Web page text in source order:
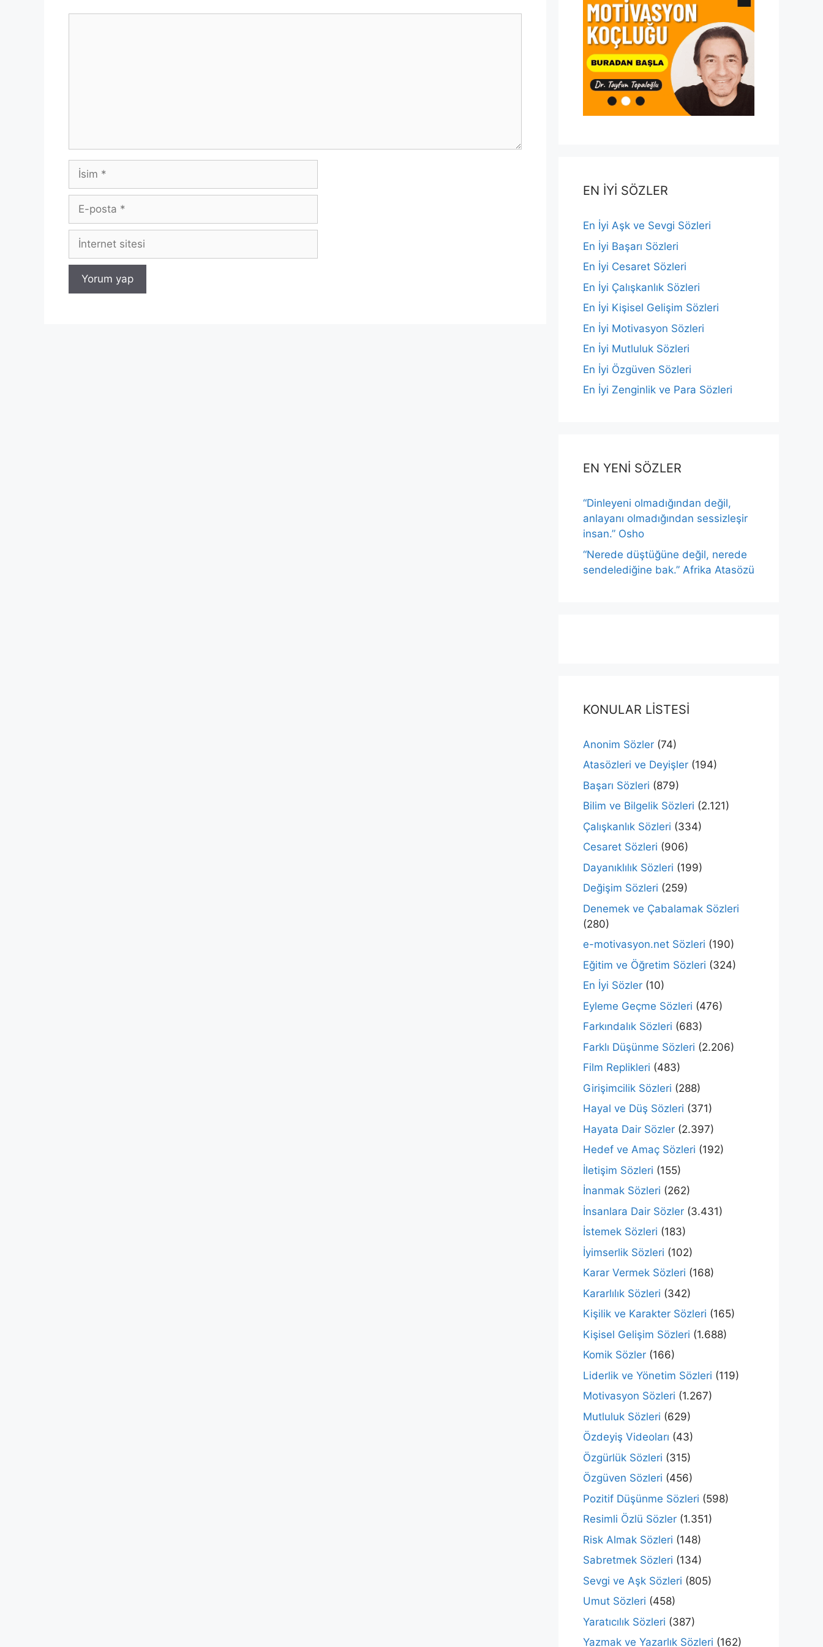
İsim
posta
İnternet
EN İYİ SÖZLER
En İyi Aşk ve Sevgi Sözleri
En İyi Başarı Sözleri
En İyi Cesaret Sözleri
En İyi Çalışkanlık Sözleri
En İyi Kişisel Gelişim Sözleri
En İyi Motivasyon Sözleri
En İyi Mutluluk Sözleri
En İyi Özgüven Sözleri
En İyi Zenginlik ve Para Sözleri
EN YENİ SÖZLER
“Dinleyeni olmadığından değil,
anlayanı olmadığından sessizleşir
insan.” Osho
“Nerede düştüğüne değil, nerede
sendelediğine bak.” Afrika Atasözü
KONULAR LİSTESİ
Anonim Sözler (74)
Atasözleri ve Deyişler (194)
Başarı Sözleri (879)
Bilim ve Bilgelik Sözleri (2.121)
Çalışkanlık Sözleri (334)
Cesaret Sözleri (906)
Dayanıklılık Sözleri (199)
Değişim Sözleri (259)
Denemek ve Çabalamak Sözleri
(280)
e-motivasyon.net Sözleri (190)
Eğitim ve Öğretim Sözleri (324)
En İyi Sözler (10)
Eyleme Geçme Sözleri (476)
Farkındalık Sözleri (683)
Farklı Düşünme Sözleri (2.206)
Film Replikleri (483)
Girişimcilik Sözleri (288)
Hayal ve Düş Sözleri (371)
Hayata Dair Sözler (2.397)
Hedef ve Amaç Sözleri (192)
İletişim Sözleri (155)
İnanmak Sözleri (262)
İnsanlara Dair Sözler (3.431)
İstemek Sözleri (183)
İyimserlik Sözleri (102)
Karar Vermek Sözleri (168)
Kararlılık Sözleri (342)
Kişilik ve Karakter Sözleri (165)
Kişisel Gelişim Sözleri (1.688)
Komik Sözler (166)
Liderlik ve Yönetim Sözleri (119)
Motivasyon Sözleri (1.267)
Mutluluk Sözleri (629)
Özdeyiş Videoları (43)
Özgürlük Sözleri (315)
Özgüven Sözleri (456)
Pozitif Düşünme Sözleri (598)
Resimli Özlü Sözler (1.351)
Risk Almak Sözleri (148)
Sabretmek Sözleri (134)
Sevgi ve Aşk Sözleri (805)
Umut Sözleri (458)
Yaratıcılık Sözleri (387)
Yazmak ve Yazarlık Sözleri (162)